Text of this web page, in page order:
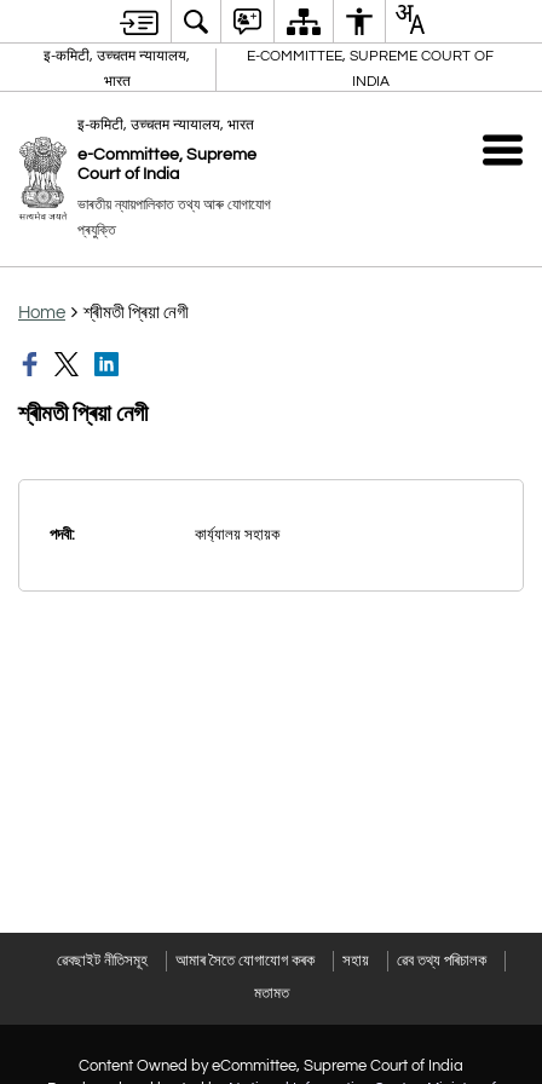
इ-कमिटी, उच्चतम न्यायालय,
भारत
E-COMMITTEE, SUPREME COURT OF
INDIA
इ-कमिटी, उच्चतम न्यायालय, भारत
e-Committee, Supreme
Court of India
ভাৰতীয় ন্যায়পালিকাত তথ্য আৰু যোগাযোগ
প্ৰযুক্তি
Home শ্ৰীমতী প্ৰিয়া নেগী
শ্ৰীমতী প্ৰিয়া নেগী
পদবী: কাৰ্য্যালয় সহায়ক
ৱেবছাইট নীতিসমূহ আমাৰ সৈতে যোগাযোগ কৰক সহায়
ৱেব তথ্য পৰিচালক
মতামত
Content Owned by eCommittee, Supreme Court of India